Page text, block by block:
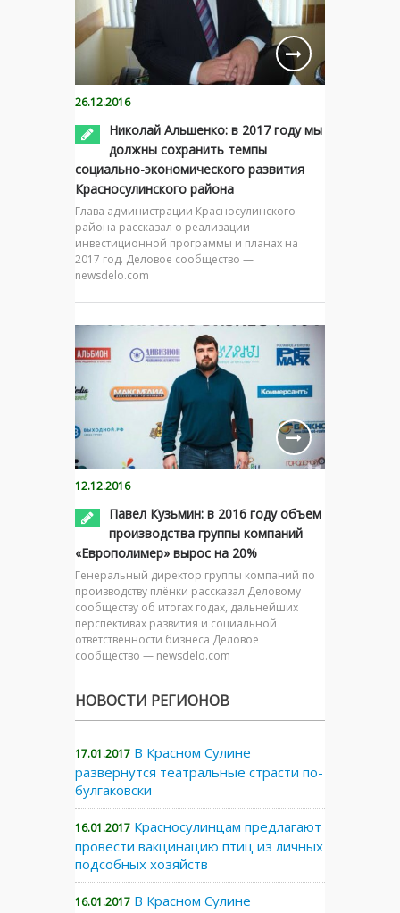
26.12.2016
Николай Альшенко: в 2017 году мы
должны сохранить темпы
социально-экономического развития
Красносулинского района
Глава администрации Красносулинского
района рассказал о реализации
инвестиционной программы и планах на
2017 год. Деловое сообщество —
newsdelo.com
12.12.2016
Павел Кузьмин: в 2016 году объем
производства группы компаний
«Европолимер» вырос на 20%
Генеральный директор группы компаний по
производству плёнки рассказал Деловому
сообществу об итогах годах, дальнейших
перспективах развития и социальной
ответственности бизнеса Деловое
сообщество — newsdelo.com
НОВОСТИ РЕГИОНОВ
17.01.2017 В Красном Сулине
развернутся театральные страсти по-
булгаковски
16.01.2017 Красносулинцам предлагают
провести вакцинацию птиц из личных
подсобных хозяйств
16.01.2017 В Красном Сулине